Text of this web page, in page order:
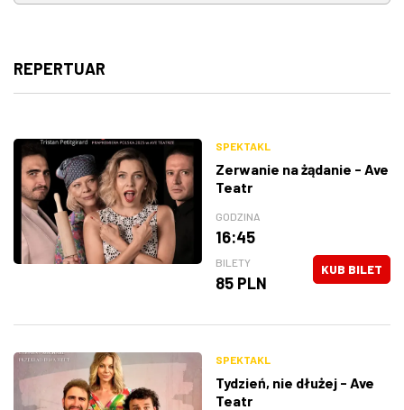
REPERTUAR
SPEKTAKL
Zerwanie na żądanie - Ave
Teatr
GODZINA
16:45
BILETY
85 PLN
KUB BILET
SPEKTAKL
Tydzień, nie dłużej - Ave
Teatr